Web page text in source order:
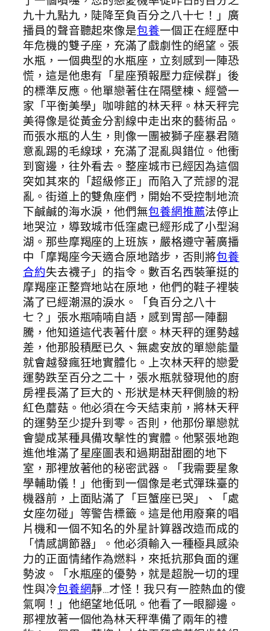
九十九點九，陡降至負百分之八十七！」廣
播員的聲音聽起來像是包養一個正在經歷中
年危機的雙子座，充滿了戲劇性的絕望。張
水瓶，一個典型的水瓶座，立刻感到一陣恐
慌，這是他患有「星座預報壓力症候群」後
的標準反應。他單戀著住在隔壁棟、經營一
家「平衡美學」咖啡館的林天秤。林天秤完
美得像是從黃金分割線中走出來的藝術品。
而張水瓶的人生，則像一團被獅子座暴君隨
意亂踢的毛線球，充滿了混亂與錯位。他衝
到窗邊，往外看去。整座城市已經因為這個
突如其來的「超級修正」而陷入了荒謬的混
亂。街道上的雙魚座們，開始不受控制地流
下鹹鹹的海水淚，他們無包養網推薦法停止
地哭泣，導致城市低窪處已經形成了小型潟
湖。那些摩羯座的上班族，嚴格遵守著廣播
中「摩羯座今天適合原地踏步，否則將包養
合約失去襪子」的指令。數百名西裝筆挺的
摩羯座正整齊地站在原地，他們的鞋子裡裝
滿了已經潮濕的淚水。「負百分之八十
七？」張水瓶喃喃自語，感到胃部一陣翻
騰，他知道這代表著什麼。林天秤的運勢越
差，他那股積壓已久、無處安放的單戀能量
就會越發瘋狂地實體化。上次林天秤的戀愛
運勢跌至百分之二十，張水瓶就發現他的廚
房裡長滿了巨大的、形狀是林天秤側臉的粉
紅色蘑菇。他必須在今天結束前，將林天秤
的運勢至少提升到零。否則，他那份單戀就
會變成某種具備攻擊性的實體。他緊張地跑
進他堆滿了星座圖表和過期甜甜圈的地下
室，那裡放著他的秘密武器。「我需要星象
學輔助儀！」他衝到一個像是老式彈珠臺的
機器前，上面貼滿了「巨蟹座已哭」、「處
女座勿碰」等警告標籤。這是他用廢棄的唱
片機和一個不知名的外星計算器改造而成的
「情感調節器」。他必須輸入一種極具感染
力的正面情緒作為燃料，來抵抗那負面的運
勢波。「水瓶座的優勢，就是超脫一切的理
性與冷包養網靜…才怪！我只有一腔熱血的傻
氣啊！」他絕望地低吼。他看了一眼腳邊。
那裡放著一個他為林天秤準備了兩年的禮